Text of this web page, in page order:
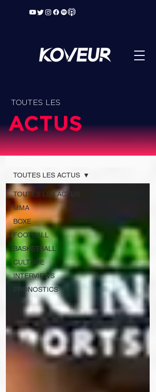
Les actualités
TOUTES LES ACTUS
MMA
BOXE
FOOTBALL
BASKETBALL
CULTURE
INTERVIEWS
PRONOSTICS
TOUTES LES ACTUS
TOUTES LES
ACTUS